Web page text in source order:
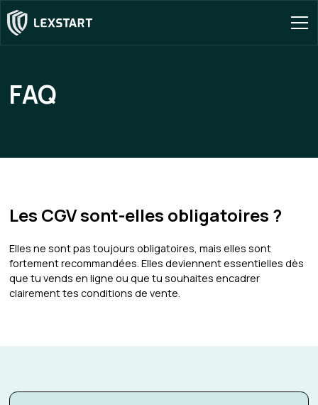
FAQ
Les CGV sont-elles obligatoires ?
Elles ne sont pas toujours obligatoires, mais elles sont
fortement recommandées. Elles deviennent essentielles dès
que tu vends en ligne ou que tu souhaites encadrer
clairement tes conditions de vente.